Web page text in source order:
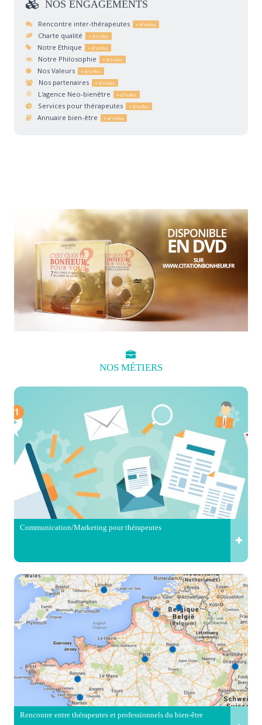
NOS ENGAGEMENTS
Rencontre inter-thérapeutes
Charte qualité
Notre Ethique
Notre Philosophie
Nos Valeurs
Nos partenaires
L'agence Neo-bienêtre
Services pour thérapeutes
Annuaire bien-être
NOS MÉTIERS
Communication/Marketing pour thérapeutes
Rencontre entre thérapeutes et professionnels du bien-être